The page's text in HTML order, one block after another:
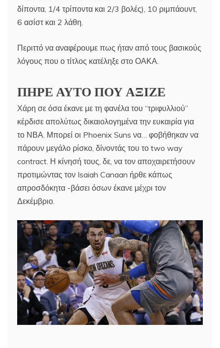
δίποντα, 1/4 τρίποντα και 2/3 βολές), 10 ριμπάουντ,
6 ασίστ και 2 λάθη.
Περιττό να αναφέρουμε πως ήταν από τους βασικούς
λόγους που ο τίτλος κατέληξε στο ΟΑΚΑ.
ΠΗΡΕ ΑΥΤΟ ΠΟΥ ΑΞΙΖΕ
Χάρη σε όσα έκανε με τη φανέλα του “τριφυλλιού”
κέρδισε απολύτως δικαιολογημένα την ευκαιρία για
το ΝΒΑ. Μπορεί οι Phoenix Suns να… φοβήθηκαν να
πάρουν μεγάλο ρίσκο, δίνοντάς του το two way
contract. Η κίνησή τους, δε, να τον αποχαιρετήσουν
προτιμώντας τον Isaiah Canaan ήρθε κάπως
απροσδόκητα -βάσει όσων έκανε μέχρι τον
Δεκέμβριο.